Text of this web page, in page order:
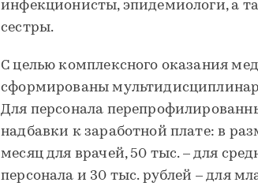
инфекционисты, эпидемиологи, а
сестры.
С целью комплексного оказания
сформированы
Для персонала
надбавки к заработной плате: в
месяц для врачей, 50 тыс. – для
персонала и 30 тыс. рублей – для